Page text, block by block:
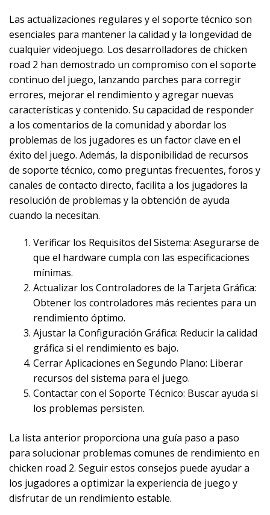
Las actualizaciones regulares y el soporte técnico son
esenciales para mantener la calidad y la longevidad de
cualquier videojuego. Los desarrolladores de chicken
road 2 han demostrado un compromiso con el soporte
continuo del juego, lanzando parches para corregir
errores, mejorar el rendimiento y agregar nuevas
características y contenido. Su capacidad de responder
a los comentarios de la comunidad y abordar los
problemas de los jugadores es un factor clave en el
éxito del juego. Además, la disponibilidad de recursos
de soporte técnico, como preguntas frecuentes, foros y
canales de contacto directo, facilita a los jugadores la
resolución de problemas y la obtención de ayuda
cuando la necesitan.
Verificar los Requisitos del Sistema: Asegurarse de
que el hardware cumpla con las especificaciones
mínimas.
Actualizar los Controladores de la Tarjeta Gráfica:
Obtener los controladores más recientes para un
rendimiento óptimo.
Ajustar la Configuración Gráfica: Reducir la calidad
gráfica si el rendimiento es bajo.
Cerrar Aplicaciones en Segundo Plano: Liberar
recursos del sistema para el juego.
Contactar con el Soporte Técnico: Buscar ayuda si
los problemas persisten.
La lista anterior proporciona una guía paso a paso
para solucionar problemas comunes de rendimiento en
chicken road 2. Seguir estos consejos puede ayudar a
los jugadores a optimizar la experiencia de juego y
disfrutar de un rendimiento estable.